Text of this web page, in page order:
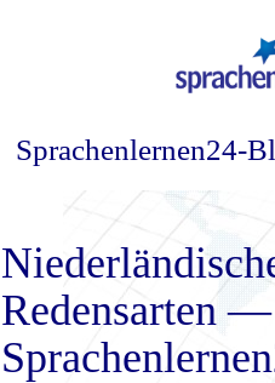
Sprachenlernen24-
Redensarten